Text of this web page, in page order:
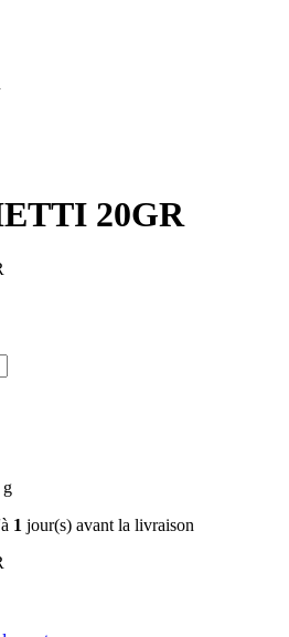
20GR
g
1 jour(s) avant la livraison